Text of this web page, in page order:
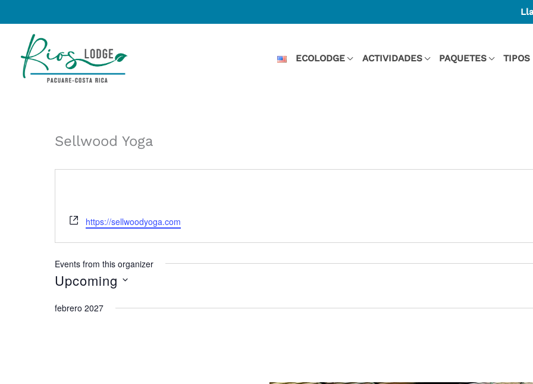
e
contenido
ECOLODGE ACTIVIDADES PAQUETES TIPOS
Sellwood Yoga
Website
https://sellwoodyoga.com
Events from this organizer
Upcoming
date.
febrero 2027